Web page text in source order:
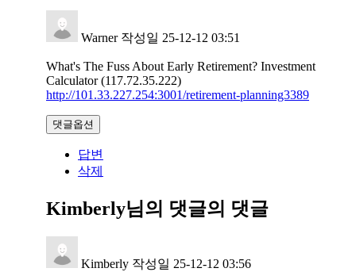
Warner 작성일 25-12-12 03:51
What's The Fuss About Early Retirement? Investment
Calculator (117.72.35.222)
http://101.33.227.254:3001/retirement-planning3389
댓글옵션
답변
삭제
Kimberly님의 댓글의 댓글
Kimberly 작성일 25-12-12 03:56